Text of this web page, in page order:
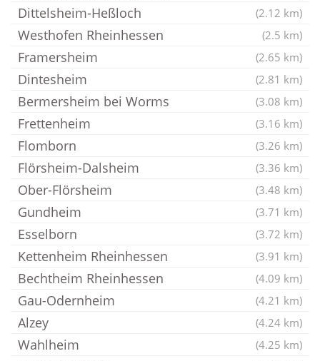
Dittelsheim-Heßloch (2.12 km)
Westhofen Rheinhessen (2.5 km)
Framersheim (2.65 km)
Dintesheim (2.81 km)
Bermersheim bei Worms (3.08 km)
Frettenheim (3.16 km)
Flomborn (3.26 km)
Flörsheim-Dalsheim (3.36 km)
Ober-Flörsheim (3.48 km)
Gundheim (3.71 km)
Esselborn (3.72 km)
Kettenheim Rheinhessen (3.91 km)
Bechtheim Rheinhessen (4.09 km)
Gau-Odernheim (4.21 km)
Alzey (4.24 km)
Wahlheim (4.25 km)